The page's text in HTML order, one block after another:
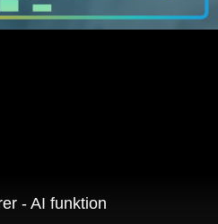
- AI funktion